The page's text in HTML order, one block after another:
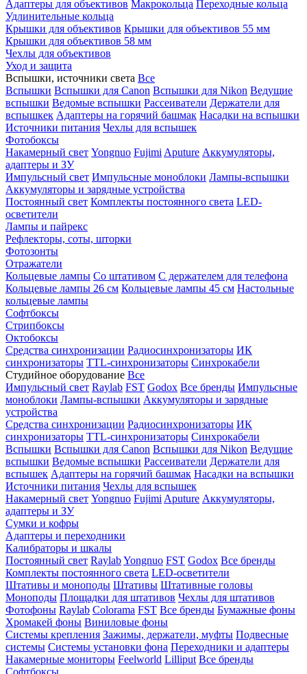
Адаптеры для объективов Макрокольца Переходные кольца
Удлинительные кольца
Крышки для объективов Крышки для объективов 55 мм
Крышки для объективов 58 мм
Чехлы для объективов
Уход и защита
Вспышки, источники света Все
Вспышки Вспышки для Canon Вспышки для Nikon Ведущие
вспышки Ведомые вспышки Рассеиватели Держатели для
вспышкек Адаптеры на горячий башмак Насадки на вспышки
Источники питания Чехлы для вспышек
Фотобоксы
Накамерный свет Yongnuo Fujimi Aputure Аккумуляторы,
адаптеры и ЗУ
Импульсный свет Импульсные моноблоки Лампы-вспышки
Аккумуляторы и зарядные устройства
Постоянный свет Комплекты постоянного света LED-
осветители
Лампы и пайрекс
Рефлекторы, соты, шторки
Фотозонты
Отражатели
Кольцевые лампы Со штативом С держателем для телефона
Кольцевые лампы 26 см Кольцевые лампы 45 см Настольные
кольцевые лампы
Софтбоксы
Стрипбоксы
Октобоксы
Средства синхронизации Радиосинхронизаторы ИК
синхронизаторы TTL-синхронизаторы Синхрокабели
Студийное оборудование Все
Импульсный свет Raylab FST Godox Все бренды Импульсные
моноблоки Лампы-вспышки Аккумуляторы и зарядные
устройства
Средства синхронизации Радиосинхронизаторы ИК
синхронизаторы TTL-синхронизаторы Синхрокабели
Вспышки Вспышки для Canon Вспышки для Nikon Ведущие
вспышки Ведомые вспышки Рассеиватели Держатели для
вспышек Адаптеры на горячий башмак Насадки на вспышки
Источники питания Чехлы для вспышек
Накамерный свет Yongnuo Fujimi Aputure Аккумуляторы,
адаптеры и ЗУ
Сумки и кофры
Адаптеры и переходники
Калибраторы и шкалы
Постоянный свет RaylabYongnuo FST Godox Все бренды
Комплекты постоянного света LED-осветители
Штативы и моноподы Штативы Штативные головы
Моноподы Площадки для штативов Чехлы для штативов
Фотофоны Raylab Colorama FST Все бренды Бумажные фоны
Хромакей фоны Виниловые фоны
Системы крепления Зажимы, держатели, муфты Подвесные
системы Системы установки фона Переходники и адаптеры
Накамерные мониторы Feelworld Lilliput Все бренды
Софтбоксы